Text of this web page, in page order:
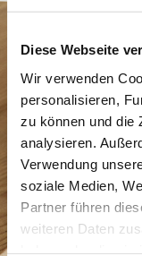
Diese Webseite
Wir verwenden
personalisieren,
zu können und die
analysieren.
Verwendung
soziale Medien,
Partner führen
weiteren Daten